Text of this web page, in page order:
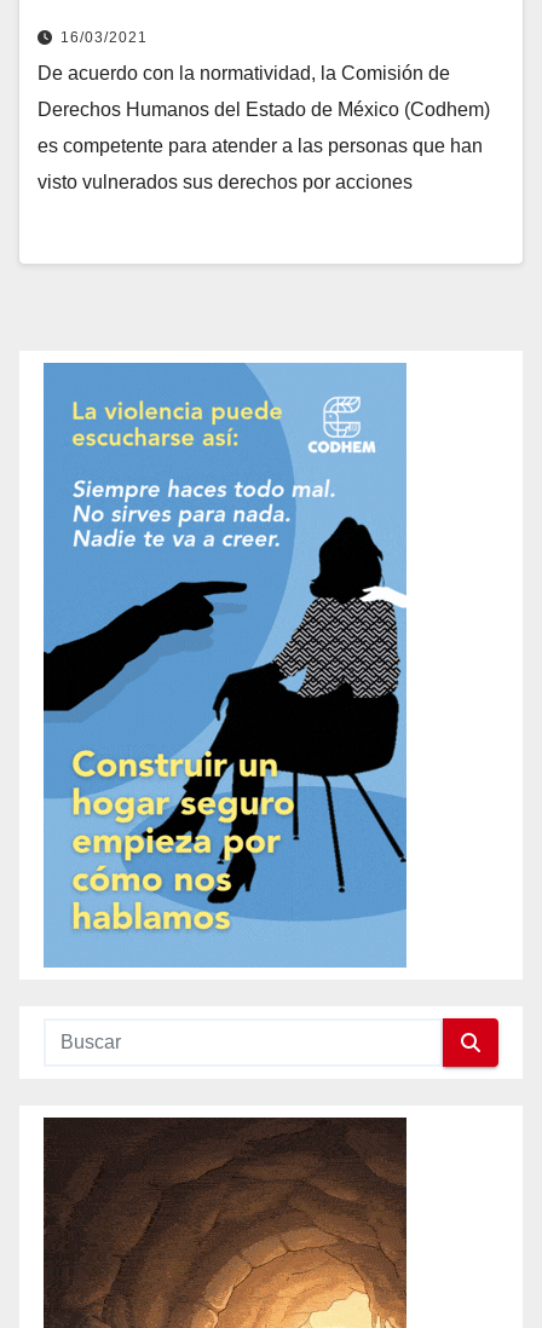
16/03/2021
De acuerdo con la normatividad, la Comisión de
Derechos Humanos del Estado de México (Codhem)
es competente para atender a las personas que han
visto vulnerados sus derechos por acciones